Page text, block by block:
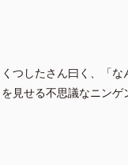
つしたさん曰く、「な
見せる不思議なニン